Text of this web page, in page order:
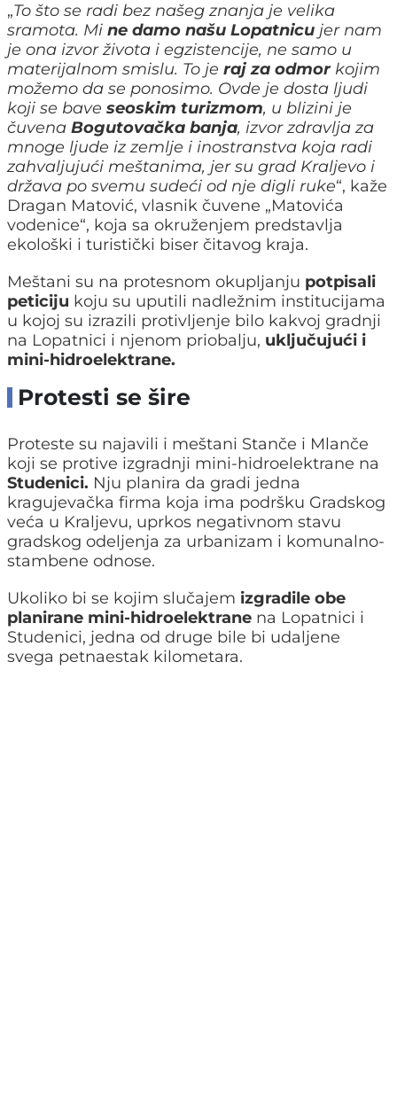
„To što se radi bez našeg znanja je velika
sramota. Mi ne damo našu Lopatnicu jer nam
je ona izvor života i egzistencije, ne samo u
materijalnom smislu. To je raj za odmorkojim
možemo da se ponosimo. Ovde je dosta ljudi
koji se bave seoskim turizmom, u blizini je
čuvena Bogutovačka banja, izvor zdravlja za
mnoge ljude iz zemlje i inostranstva koja radi
zahvaljujući meštanima, jer su grad Kraljevo i
država po svemu sudeći od nje digli ruke“, kaže
Dragan Matović, vlasnik čuvene „Matovića
vodenice“, koja sa okruženjem predstavlja
ekološki i turistički biser čitavog kraja.
Meštani su na protesnom okupljanju potpisali
peticiju koju su uputili nadležnim institucijama
u kojoj su izrazili protivljenje bilo kakvoj gradnji
na Lopatnici i njenom priobalju, uključujući i
mini-hidroelektrane.
Protesti se šire
Proteste su najavili i meštani Stanče i Mlanče
koji se protive izgradnji mini-hidroelektrane na
Studenici. Nju planira da gradi jedna
kragujevačka firma koja ima podršku Gradskog
veća u Kraljevu, uprkos negativnom stavu
gradskog odeljenja za urbanizam i komunalno-
stambene odnose.
Ukoliko bi se kojim slučajem izgradile obe
planirane mini-hidroelektrane na Lopatnici i
Studenici, jedna od druge bile bi udaljene
svega petnaestak kilometara.